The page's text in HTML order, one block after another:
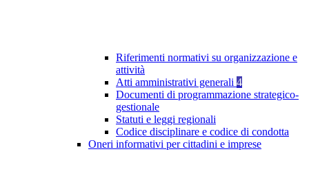
Riferimenti normativi su organizzazione e
attività
Atti amministrativi generali 4
Documenti di programmazione strategico-
gestionale
Statuti e leggi regionali
Codice disciplinare e codice di condotta
Oneri informativi per cittadini e imprese